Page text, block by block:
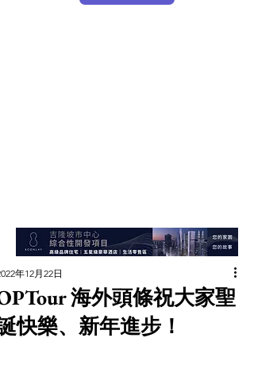
海外頭條祝大家聖
快樂、新年進步！
年12月22日